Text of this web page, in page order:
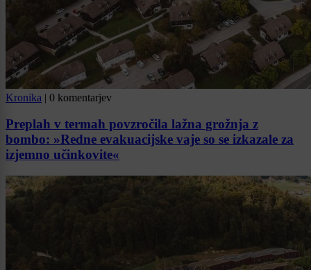
Kronika | 0 komentarjev
Preplah v termah povzročila lažna grožnja z
bombo: »Redne evakuacijske vaje so se izkazale za
izjemno učinkovite«